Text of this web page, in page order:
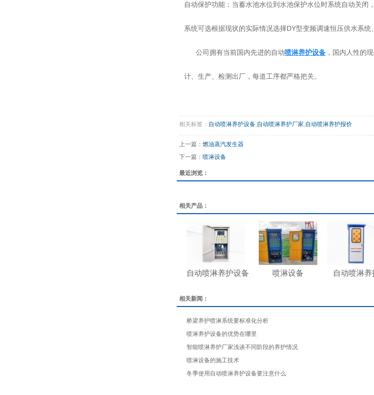
自动保护功能：当蓄水池水位到水池保护水位时系统自动关闭
系统可选根据现状的实际情况选择DY型变频调速恒压供水系
公司拥有当前国内先进的自动喷淋养护设备 ，国内人性的
计、生产、检测出厂，每道工序都严格把关。
相关标签： 自动喷淋养护设备,自动喷淋养护厂家,自动喷淋养护报价
上一篇： 燃油蒸汽发生器
下一篇： 喷淋设备
最近浏览：
相关产品：
自动喷淋养护设备 喷淋设备 自动喷淋养
相关新闻：
桥梁养护喷淋系统要标准化分析
喷淋养护设备的优势在哪里
智能喷淋养护厂家浅谈不同阶段的养护情况
喷淋设备的施工技术
冬季使用自动喷淋养护设备要注意什么